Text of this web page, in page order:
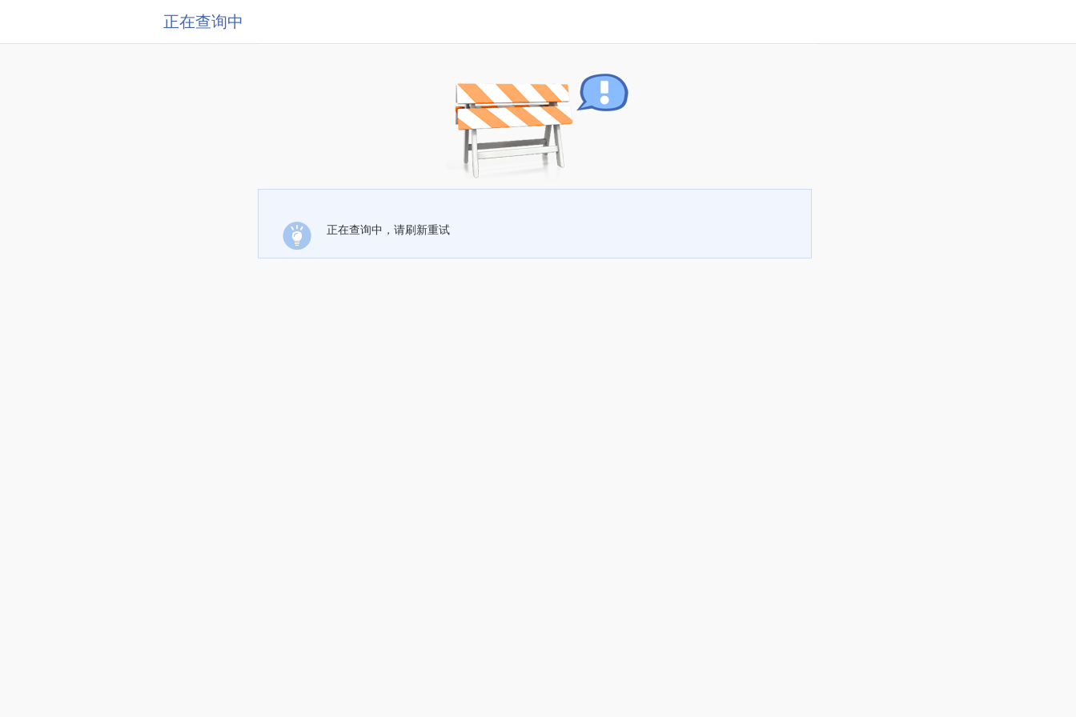
正在查询中
正在查询中，请刷新重试